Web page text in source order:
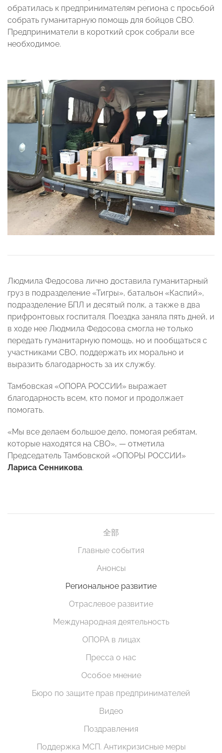
обратилась к предпринимателям региона с просьбой
собрать гуманитарную помощь для бойцов СВО.
Предприниматели в короткий срок собрали все
необходимое.
Людмила Федосова лично доставила гуманитарный
груз в подразделение «Тигры», батальон «Каспий»,
подразделение БПЛ и десятый полк, а также в два
прифронтовых госпиталя. Поездка заняла пять дней, и
в ходе нее Людмила Федосова смогла не только
передать гуманитарную помощь, но и пообщаться с
участниками СВО, поддержать их морально и
выразить благодарность за их службу.
Тамбовская «ОПОРА РОССИИ» выражает
благодарность всем, кто помог и продолжает
помогать.
«Мы все делаем большое дело, помогая ребятам,
которые находятся на СВО», — отметила
Председатель Тамбовской «ОПОРЫ РОССИИ»
Лариса Сенникова.
全部
Главные события
Анонсы
Региональное развитие
Отраслевое развитие
Международная деятельность
ОПОРА в лицах
Пресса о нас
Особое мнение
Бюро по защите прав предпринимателей
Видео
Поздравления
Поддержка МСП. Антикризисные меры